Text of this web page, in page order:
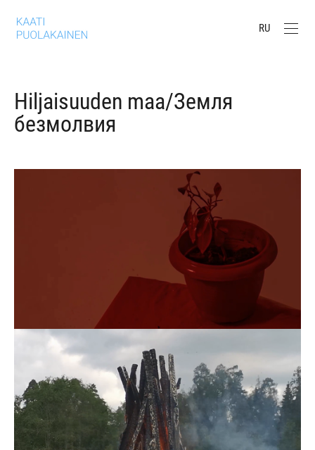
RU
Hiljaisuuden maa/Земля
безмолвия